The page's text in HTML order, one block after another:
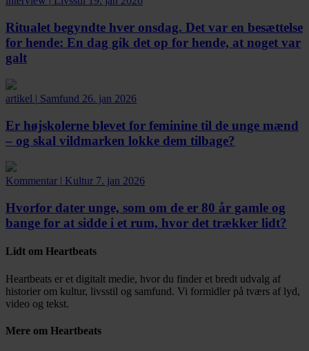
Ritualet begyndte hver onsdag. Det var en besættelse
for hende: En dag gik det op for hende, at noget var
galt
artikel | Samfund 26. jan 2026
Er højskolerne blevet for feminine til de unge mænd
– og skal vildmarken lokke dem tilbage?
Kommentar | Kultur 7. jan 2026
Hvorfor dater unge, som om de er 80 år gamle og
bange for at sidde i et rum, hvor det trækker lidt?
Lidt om Heartbeats
Heartbeats er et digitalt medie, hvor du finder et bredt udvalg af
historier om kultur, livsstil og samfund. Vi formidler på tværs af lyd,
video og tekst.
Mere om Heartbeats